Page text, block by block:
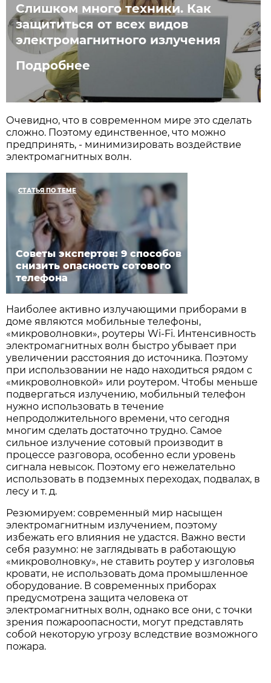
Cлишком много техники. Как
защититься от всех видов
электромагнитного излучения
Подробнее
Очевидно, что в современном мире это сделать
сложно. Поэтому единственное, что можно
предпринять, - минимизировать воздействие
электромагнитных волн.
СТАТЬЯ ПО ТЕМЕ
Советы экспертов: 9 способов
снизить опасность сотового
телефона
Наиболее активно излучающими приборами в
доме являются мобильные телефоны,
«микроволновки», роутеры Wi-Fi. Интенсивность
электромагнитных волн быстро убывает при
увеличении расстояния до источника. Поэтому
при использовании не надо находиться рядом с
«микроволновкой» или роутером. Чтобы меньше
подвергаться излучению, мобильный телефон
нужно использовать в течение
непродолжительного времени, что сегодня
многим сделать достаточно трудно. Самое
сильное излучение сотовый производит в
процессе разговора, особенно если уровень
сигнала невысок. Поэтому его нежелательно
использовать в подземных переходах, подвалах, в
лесу и т. д.
Резюмируем: современный мир насыщен
электромагнитным излучением, поэтому
избежать его влияния не удастся. Важно вести
себя разумно: не заглядывать в работающую
«микроволновку», не ставить роутер у изголовья
кровати, не использовать дома промышленное
оборудование. В современных приборах
предусмотрена защита человека от
электромагнитных волн, однако все они, с точки
зрения пожароопасности, могут представлять
собой некоторую угрозу вследствие возможного
пожара.